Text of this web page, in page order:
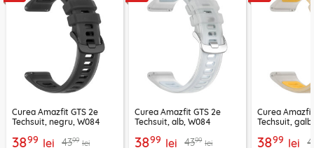
Curea Amazfit GTS 2e
Techsuit, negru, W084
3899 lei 4399 lei
Curea Amazfit GTS 2e
Techsuit, alb, W084
3899 lei 4399 lei
Curea Amazfit
Techsuit,
3899 lei